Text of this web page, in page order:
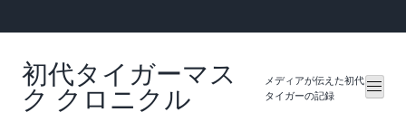
初代タイガーマス
ク クロニクル
メディアが伝えた初代
タイガーの記録